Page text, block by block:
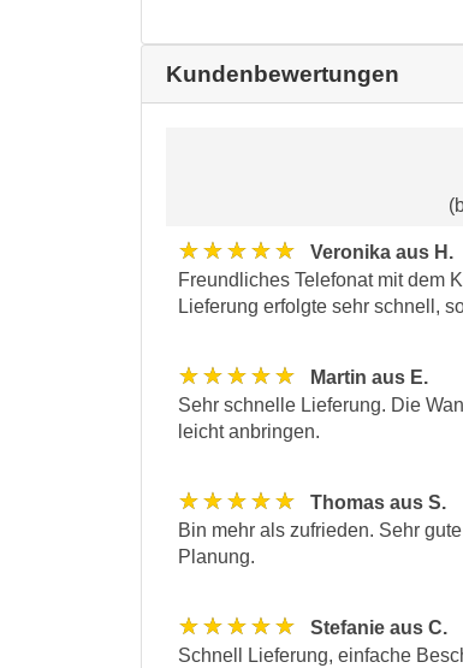
Kundenbewertungen
★★★★★
Veronika aus H.
Freundliches Telefonat mit dem
Lieferung erfolgte sehr schnell,
★★★★★
Martin aus E.
Sehr schnelle Lieferung. Die
leicht anbringen.
★★★★★
Thomas aus S.
Bin mehr als zufrieden. Sehr
Planung.
★★★★★
Stefanie aus C.
Schnell Lieferung, einfache